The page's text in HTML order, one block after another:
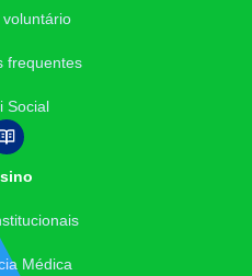
frequentes
Social
Médica